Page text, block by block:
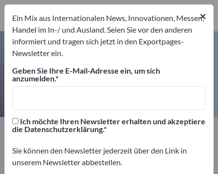
Gabellichtschranken – Hersteller
Anbieter Hersteller
15
15
Exportpages Sicherheit & Schutz
Sicherheitssysteme
Gabellichtschranken
×
Ein Mix aus Internationalen News, Innovationen, Messen,
Handel im In-/ und Ausland. Seien Sie vor den anderen
informiert und tragen sich jetzt in den Exportpages-
Newsletter ein.
Geben Sie Ihre E-Mail-Adresse ein, um sich
anzumelden.
Ich möchte Ihren Newsletter erhalten und akzeptiere
die Datenschutzerklärung.
Sie können den Newsletter jederzeit über den Link in
unserem Newsletter abbestellen.